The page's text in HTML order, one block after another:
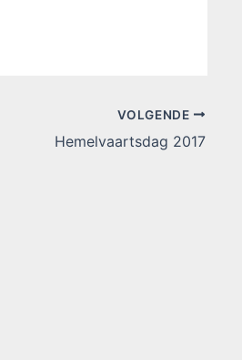
VOLGENDE
Hemelvaartsdag 2017